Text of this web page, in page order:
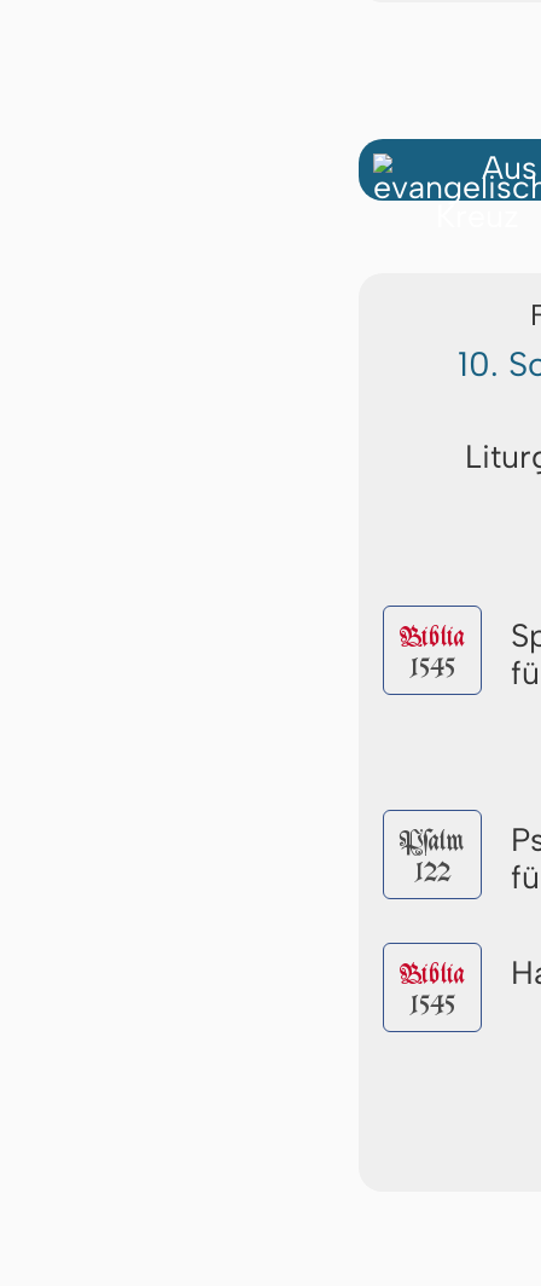
10.
Biblia
1545
Pſalm
122
Biblia
1545